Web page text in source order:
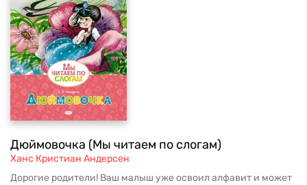
Дюймовочка (Мы читаем по слогам)
Ханс Кристиан Андерсен
Дорогие родители! Ваш малыш уже освоил алфавит и может